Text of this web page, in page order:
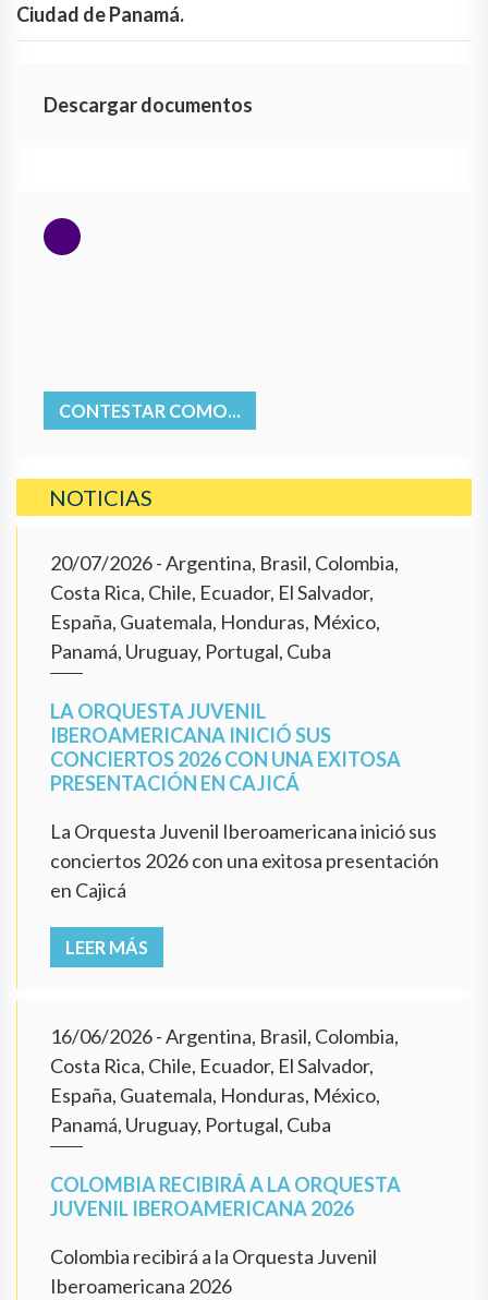
Ciudad de Panamá.
Descargar documentos
CONTESTAR COMO...
NOTICIAS
20/07/2026- Argentina, Brasil, Colombia,
Costa Rica, Chile, Ecuador, El Salvador,
España, Guatemala, Honduras, México,
Panamá, Uruguay, Portugal, Cuba
LA ORQUESTA JUVENIL
IBEROAMERICANA INICIÓ SUS
CONCIERTOS 2026 CON UNA EXITOSA
PRESENTACIÓN EN CAJICÁ
La Orquesta Juvenil Iberoamericana inició sus
conciertos 2026 con una exitosa presentación
en Cajicá
LEER MÁS
16/06/2026- Argentina, Brasil, Colombia,
Costa Rica, Chile, Ecuador, El Salvador,
España, Guatemala, Honduras, México,
Panamá, Uruguay, Portugal, Cuba
COLOMBIA RECIBIRÁ A LA ORQUESTA
JUVENIL IBEROAMERICANA 2026
Colombia recibirá a la Orquesta Juvenil
Iberoamericana 2026